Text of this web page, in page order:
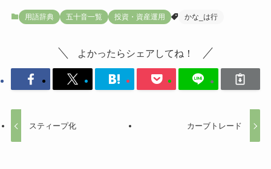
用語辞典 五十音一覧 投資・資産運用 かな_は行
よかったらシェアしてね！
スティープ化 カーブトレード